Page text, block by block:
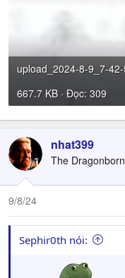
667.7 KB · Đọc: 309
nhat399
The Dragonborn
9/8/24
Sephir0th nói: